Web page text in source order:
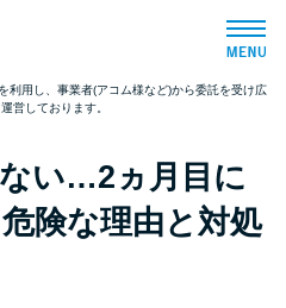
ンツ
用し、事業者(アコム様など)から委託を受け広
営しております。
い…2ヵ月目に
険な理由と対処